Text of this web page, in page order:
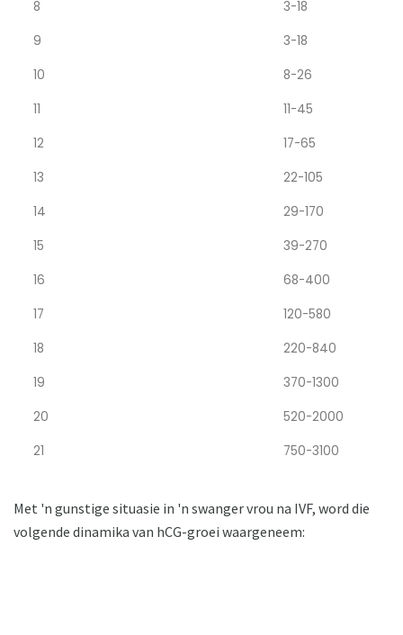
8
3-18
9
3-18
10
8-26
11
11-45
12
17-65
13
22-105
14
29-170
15
39-270
16
68-400
17
120-580
18
220-840
19
370-1300
20
520-2000
21
750-3100
Met 'n gunstige situasie in 'n swanger vrou na IVF, word die
volgende dinamika van hCG-groei waargeneem: